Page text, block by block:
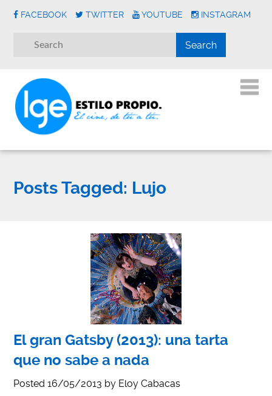
FACEBOOK TWITTER YOUTUBE INSTAGRAM
Posts Tagged: Lujo
El gran Gatsby (2013): una tarta
que no sabe a nada
Posted16/05/2013 by Eloy Cabacas